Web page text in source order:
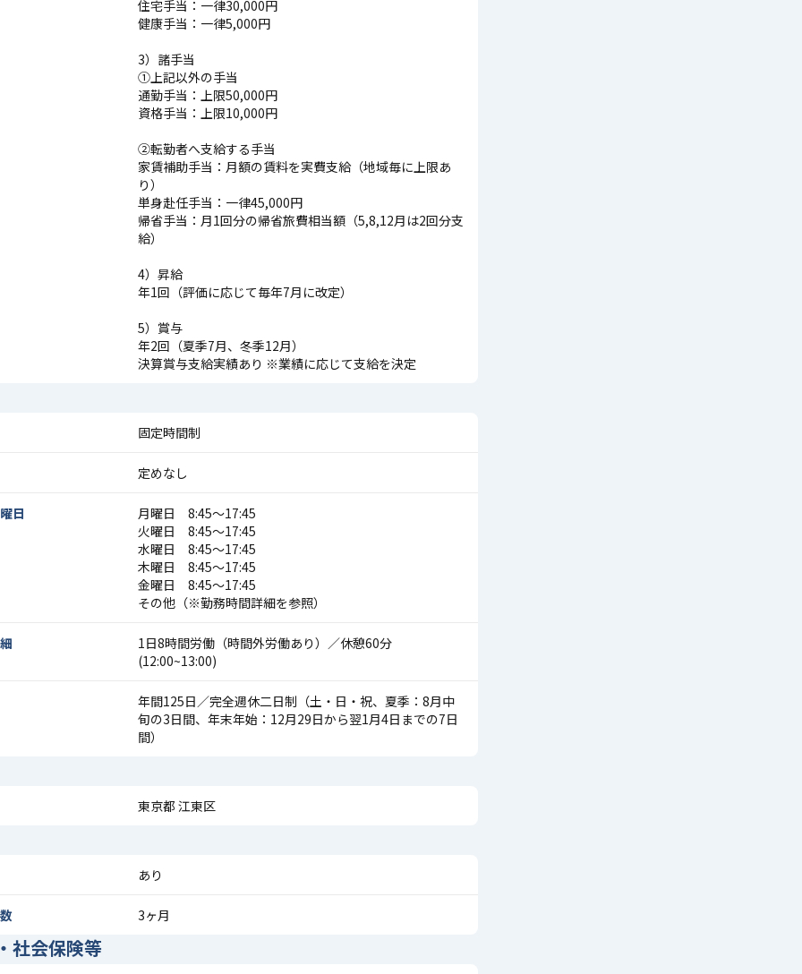
住宅手当：一律30,000円
健康手当：一律5,000円
3）諸手当
①上記以外の手当
通勤手当：上限50,000円
資格手当：上限10,000円
②転勤者へ支給する手当
家賃補助手当：月額の賃料を実費支給（地域毎に上限あ
り）
単身赴任手当：一律45,000円
帰省手当：月1回分の帰省旅費相当額（5,8,12月は2回分支
給）
4）昇給
年1回（評価に応じて毎年7月に改定）
5）賞与
年2回（夏季7月、冬季12月）
決算賞与支給実績あり ※業績に応じて支給を決定
固定時間制
定めなし
日
月曜日 8:45〜17:45
火曜日 8:45〜17:45
水曜日 8:45〜17:45
木曜日 8:45〜17:45
金曜日 8:45〜17:45
その他（※勤務時間詳細を参照）
1日8時間労働（時間外労働あり）／休憩60分
(12:00~13:00)
年間125日／完全週休二日制（土・日・祝、夏季：8月中
旬の3日間、年末年始：12月29日から翌1月4日までの7日
間）
東京都 江東区
あり
3ヶ月
社会保険等